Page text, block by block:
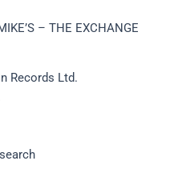
– THE EXCHANGE
Records Ltd.